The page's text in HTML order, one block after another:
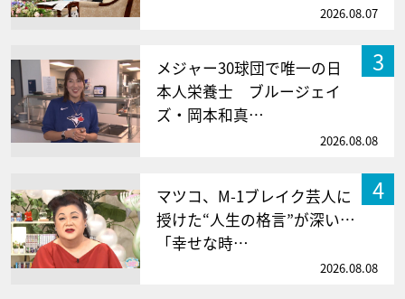
2026.08.07
3
メジャー30球団で唯一の日
本人栄養士 ブルージェイ
ズ・岡本和真…
2026.08.08
4
マツコ、M-1ブレイク芸人に
授けた“人生の格言”が深い…
「幸せな時…
2026.08.08